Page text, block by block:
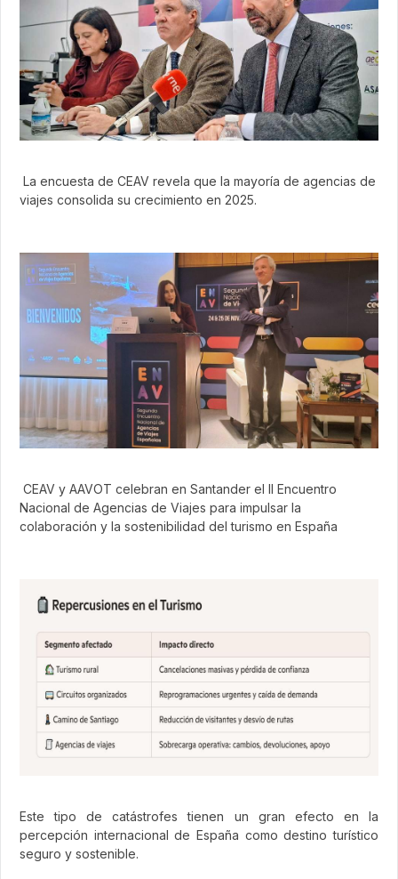
La encuesta de CEAV revela que la mayoría de agencias de
viajes consolida su crecimiento en 2025.
CEAV y AAVOT celebran en Santander el II Encuentro
Nacional de Agencias de Viajes para impulsar la
colaboración y la sostenibilidad del turismo en España
Este tipo de catástrofes tienen un gran efecto en la
percepción internacional de España como destino turístico
seguro y sostenible.